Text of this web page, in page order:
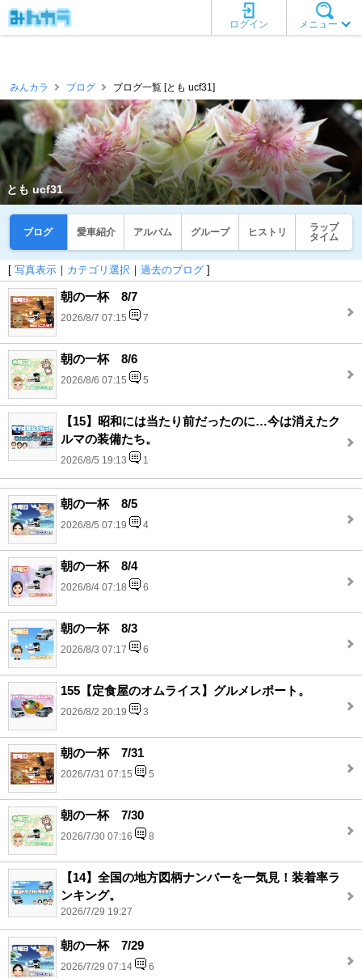
メニュー
ログイン
みんカラ ブログ ブログ一覧 [とも ucf31]
とも ucf31
ブログ 愛車紹介 アルバム グループ ヒストリ
ラップ
タイム
[ 写真表示 ｜ カテゴリ選択 ｜ 過去のブログ ]
朝の一杯 8/7
2026/8/7 07:15 7
朝の一杯 8/6
2026/8/6 07:15 5
【15】昭和には当たり前だったのに…今は消えたク
ルマの装備たち。
2026/8/5 19:13 1
朝の一杯 8/5
2026/8/5 07:19 4
朝の一杯 8/4
2026/8/4 07:18 6
朝の一杯 8/3
2026/8/3 07:17 6
155【定食屋のオムライス】グルメレポート。
2026/8/2 20:19 3
朝の一杯 7/31
2026/7/31 07:15 5
朝の一杯 7/30
2026/7/30 07:16 8
【14】全国の地方図柄ナンバーを一気見！装着率ラ
ンキング。
2026/7/29 19:27
朝の一杯 7/29
2026/7/29 07:14 6